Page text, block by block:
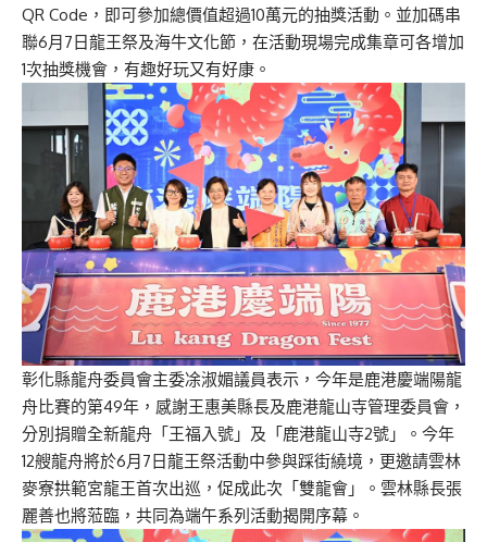
QR Code，即可參加總價值超過10萬元的抽獎活動。並加碼串
聯6月7日龍王祭及海牛文化節，在活動現場完成集章可各增加
1次抽獎機會，有趣好玩又有好康。
彰化縣龍舟委員會主委凃淑媚議員表示，今年是鹿港慶端陽龍
舟比賽的第49年，感謝王惠美縣長及鹿港龍山寺管理委員會，
分別捐贈全新龍舟「王福入號」及「鹿港龍山寺2號」。今年
12艘龍舟將於6月7日龍王祭活動中參與踩街繞境，更邀請雲林
麥寮拱範宮龍王首次出巡，促成此次「雙龍會」。雲林縣長張
麗善也將蒞臨，共同為端午系列活動揭開序幕。